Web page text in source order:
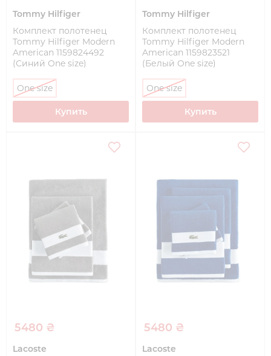
Tommy Hilfiger
Комплект полотенец
Tommy Hilfiger Modern
American 1159824492
(Синий One size)
One size
Купить
Tommy Hilfiger
Комплект полотенец
Tommy Hilfiger Modern
American 1159823521
(Белый One size)
One size
Купить
5480 ₴
Lacoste
5480 ₴
Lacoste